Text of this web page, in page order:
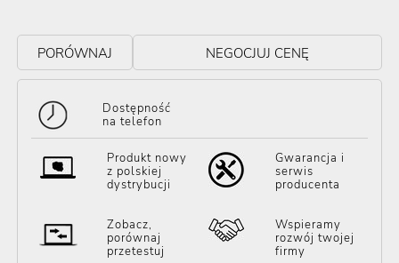
PORÓWNAJ NEGOCJUJ CENĘ
Dostępność
na telefon
Produkt nowy
z polskiej
dystrybucji
Gwarancja i
serwis
producenta
Zobacz,
porównaj
przetestuj
Wspieramy
rozwój twojej
firmy